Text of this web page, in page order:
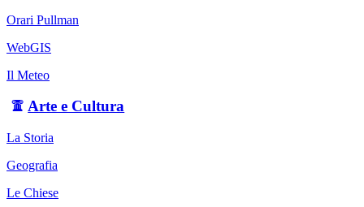
Orari Pullman
WebGIS
Il Meteo
Arte e Cultura
La Storia
Geografia
Le Chiese